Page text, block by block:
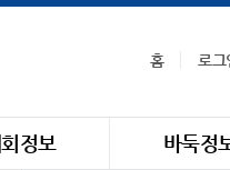
홈 로그
정보 바둑정